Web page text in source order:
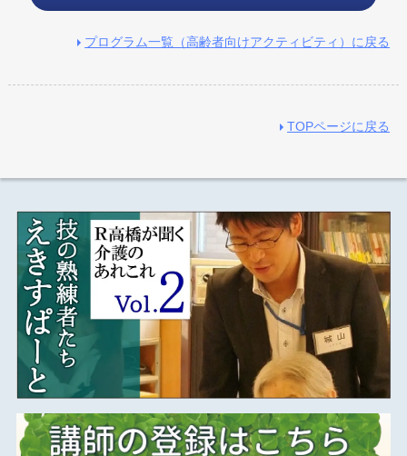
プログラム一覧（高齢者向けアクティビティ）に戻る
TOPページに戻る